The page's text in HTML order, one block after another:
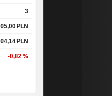
3
PLN
PLN
-0,82 %